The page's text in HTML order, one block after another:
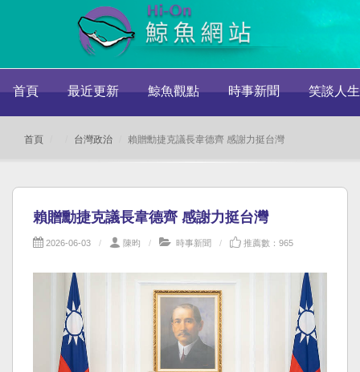
首頁 最近更新 鯨魚觀點 時事新聞 笑談人生
首頁 台灣政治 賴贈勳捷克議長韋德齊 感謝力挺台灣
賴贈勳捷克議長韋德齊 感謝力挺台灣
2026-06-03 陳昀 時事新聞 推薦數：965